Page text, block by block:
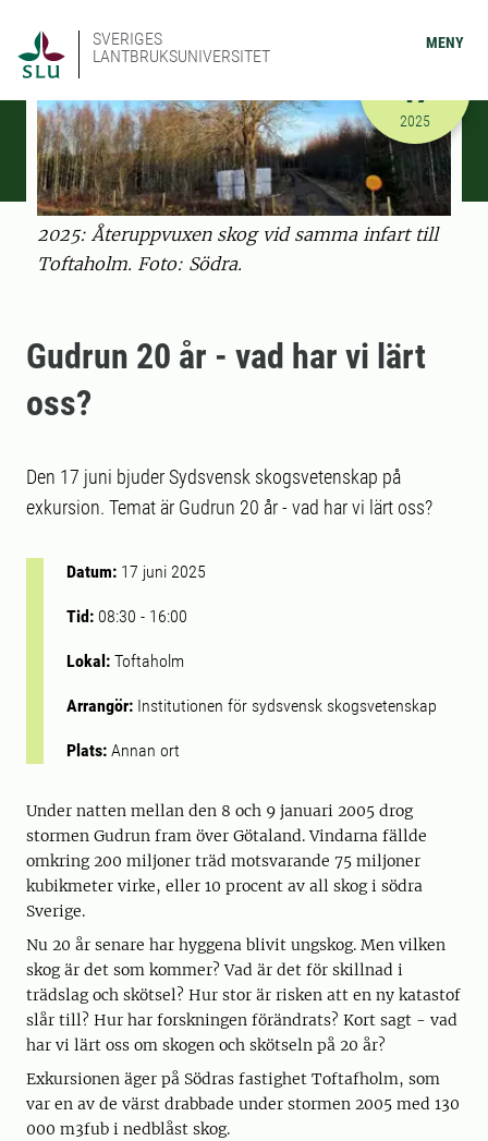
SVERIGES
LANTBRUKSUNIVERSITET
MENY
2025: Återuppvuxen skog vid samma infart till
Toftaholm. Foto: Södra.
2025-06-
17
2025
Gudrun 20 år - vad har vi lärt
oss?
Den 17 juni bjuder Sydsvensk skogsvetenskap på
exkursion. Temat är Gudrun 20 år - vad har vi lärt oss?
Datum: 17 juni 2025
Tid: 08:30 - 16:00
Lokal: Toftaholm
Arrangör: Institutionen för sydsvensk skogsvetenskap
Plats: Annan ort
Under natten mellan den 8 och 9 januari 2005 drog
stormen Gudrun fram över Götaland. Vindarna fällde
omkring 200 miljoner träd motsvarande 75 miljoner
kubikmeter virke, eller 10 procent av all skog i södra
Sverige.
Nu 20 år senare har hyggena blivit ungskog. Men vilken
skog är det som kommer? Vad är det för skillnad i
trädslag och skötsel? Hur stor är risken att en ny katastof
slår till? Hur har forskningen förändrats? Kort sagt - vad
har vi lärt oss om skogen och skötseln på 20 år?
Exkursionen äger på Södras fastighet Toftafholm, som
var en av de värst drabbade under stormen 2005 med 130
000 m3fub i nedblåst skog.